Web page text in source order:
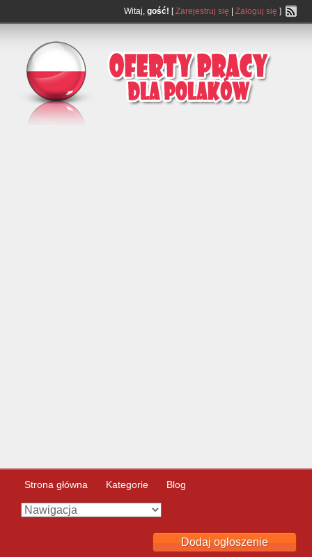
Witaj, gość! [Zarejestruj się Zaloguj się ]
Strona główna Kategorie Blog
Dodaj ogłoszenie